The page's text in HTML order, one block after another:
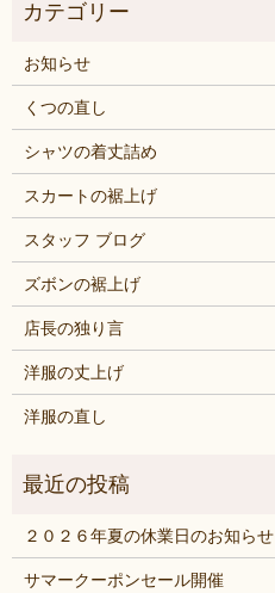
お知らせ
くつの直し
シャツの着丈詰め
スカートの裾上げ
スタッフ ブログ
ズボンの裾上げ
店長の独り言
洋服の丈上げ
洋服の直し
２０２６年夏の休業日のお知らせ
サマークーポンセール開催